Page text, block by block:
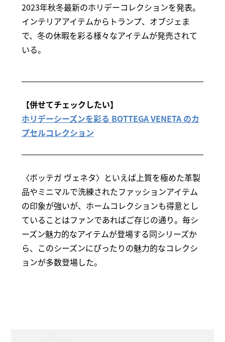
2023年秋冬最新のホリデーコレクションを発表。
インテリアアイテムからトランプ、オブジェま
で、冬の休暇を彩る様々なアイテムが発売されて
いる。
【併せてチェックしたい】
ホリデーシーズンを彩る BOTTEGA VENETA のカ
プセルコレクション
〈ボッテガ ヴェネタ〉といえば上質を極めた革製
品やミニマルで洗練されたファッションアイテム
の印象が強いが、ホームコレクションも得意とし
ていることはファンであればご存じの通り。毎シ
ーズン魅力的なアイテムが登場する同シリーズか
ら、このシーズンにぴったりの魅力的なコレクシ
ョンが多数登場した。